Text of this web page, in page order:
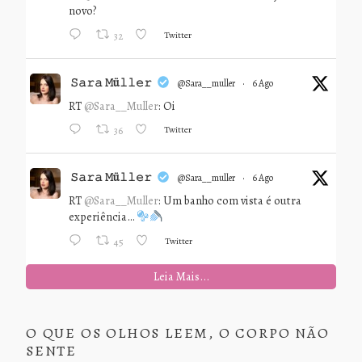
novo?
32 Twitter
𝚂𝚊𝚛𝚊 𝙼ü𝚕𝚕𝚎𝚛 @sara__muller · 6 Ago
RT @Sara__Muller: Oi
36 Twitter
𝚂𝚊𝚛𝚊 𝙼ü𝚕𝚕𝚎𝚛 @sara__muller · 6 Ago
RT @Sara__Muller: Um banho com vista é outra
experiência…
45 Twitter
Leia Mais...
O QUE OS OLHOS LEEM, O CORPO NÃO
SENTE